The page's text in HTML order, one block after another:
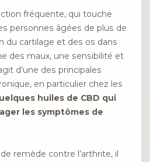
fréquente, qui touche
personnes âgées de plus de
du cartilage et des os dans
des maux, une sensibilité et
d’une des principales
en particulier chez les
huiles de CBD qui
les symptômes de
remède contre l’arthrite, il